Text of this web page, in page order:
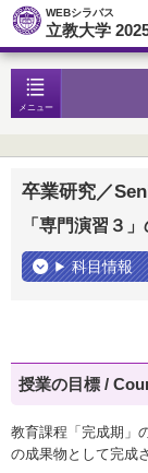
WEBシラバス
立教大学
メニュー
卒業研究／
「専門演習３
科目情報
授業の目標 /
教育課程「完成期」
の成果物として完成